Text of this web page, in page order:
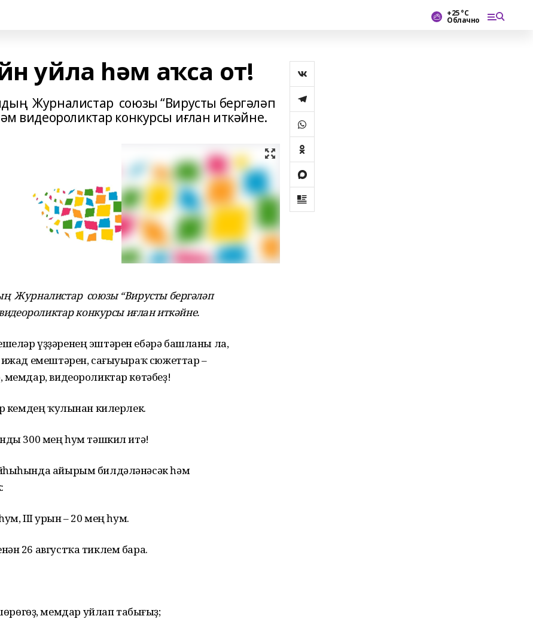
+25 °С
Облачно
уйла һәм аҡса от!
Журналистар союзы “Вирусты бергәләп
видеороликтар конкурсы иғлан иткәйне.
Журналистар союзы “Вирусты бергәләп
конкурсы иғлан иткәйне.
үҙҙәренең эштәрен ебәрә башланы ла,
емештәрен, сағыуыраҡ сюжеттар –
видеороликтар көтәбеҙ!
кемдең ҡулынан килерлек.
300 мең һум тәшкил итә!
айырым билдәләнәсәк һәм
III урын – 20 мең һум.
26 августҡа тиклем бара.
мемдар уйлап табығыҙ;